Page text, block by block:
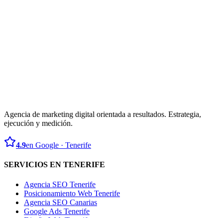
Agencia de marketing digital orientada a resultados. Estrategia,
ejecución y medición.
4.9en Google · Tenerife
SERVICIOS EN TENERIFE
Agencia SEO Tenerife
Posicionamiento Web Tenerife
Agencia SEO Canarias
Google Ads Tenerife